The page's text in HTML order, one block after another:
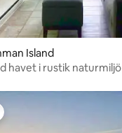
Island
havet i rustik naturmiljö